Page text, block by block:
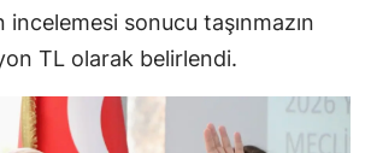
incelemesi sonucu taşınmazın
TL olarak belirlendi.